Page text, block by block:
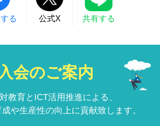
る 公式X 共有する
会のご案内
教育とICT活用推進による、
や生産性の向上に貢献致します。